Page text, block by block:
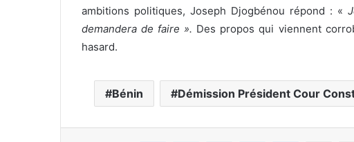
ambitions politiques, Joseph Djogbénou répond : «
demandera de faire ». Des propos qui viennent
hasard.
Bénin Démission Président Cour